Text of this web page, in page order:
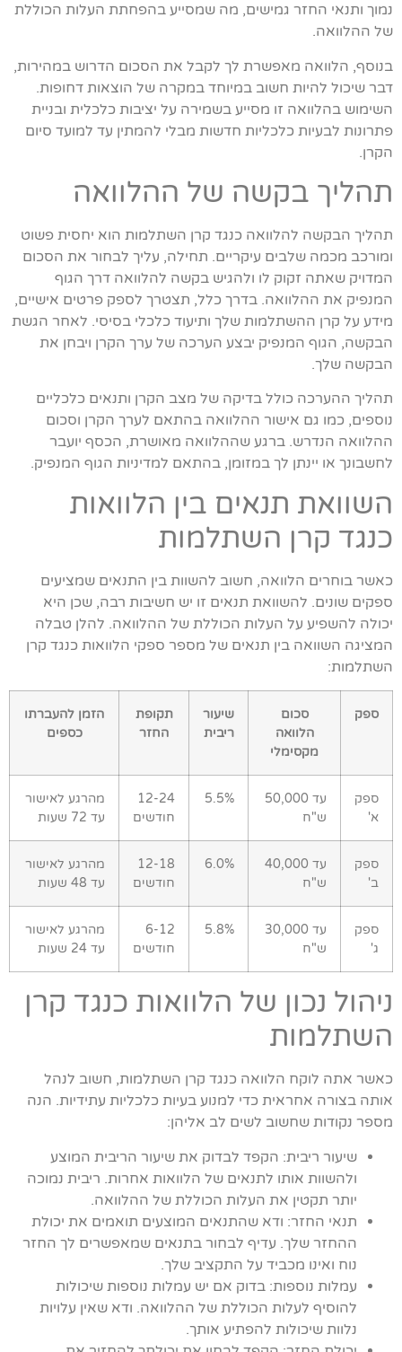
נמוך ותנאי החזר גמישים, מה שמסייע בהפחתת העלות הכוללת
של ההלוואה.
בנוסף, הלוואה מאפשרת לך לקבל את הסכום הדרוש במהירות,
דבר שיכול להיות חשוב במיוחד במקרה של הוצאות דחופות.
השימוש בהלוואה זו מסייע בשמירה על יציבות כלכלית ובניית
פתרונות לבעיות כלכליות חדשות מבלי להמתין עד למועד סיום
הקרן.
תהליך בקשה של ההלוואה
תהליך הבקשה להלוואה כנגד קרן השתלמות הוא יחסית פשוט
ומורכב מכמה שלבים עיקריים. תחילה, עליך לבחור את הסכום
המדויק שאתה זקוק לו ולהגיש בקשה להלוואה דרך הגוף
המנפיק את ההלוואה. בדרך כלל, תצטרך לספק פרטים אישיים,
מידע על קרן ההשתלמות שלך ותיעוד כלכלי בסיסי. לאחר הגשת
הבקשה, הגוף המנפיק יבצע הערכה של ערך הקרן ויבחן את
הבקשה שלך.
תהליך ההערכה כולל בדיקה של מצב הקרן ותנאים כלכליים
נוספים, כמו גם אישור ההלוואה בהתאם לערך הקרן וסכום
ההלוואה הנדרש. ברגע שההלוואה מאושרת, הכסף יועבר
לחשבונך או יינתן לך במזומן, בהתאם למדיניות הגוף המנפיק.
השוואת תנאים בין הלוואות
כנגד קרן השתלמות
כאשר בוחרים הלוואה, חשוב להשוות בין התנאים שמציעים
ספקים שונים. להשוואת תנאים זו יש חשיבות רבה, שכן היא
יכולה להשפיע על העלות הכוללת של ההלוואה. להלן טבלה
המציגה השוואה בין תנאים של מספר ספקי הלוואות כנגד קרן
השתלמות:
ספק
סכום
הלוואה
מקסימלי
שיעור
ריבית
תקופת
החזר
הזמן להעברתו
כספים
ספק
א'
עד 50,000
ש"ח
5.5%
12-24
חודשים
מהרגע לאישור
עד 72 שעות
ספק
ב'
עד 40,000
ש"ח
6.0%
12-18
חודשים
מהרגע לאישור
עד 48 שעות
ספק
ג'
עד 30,000
ש"ח
5.8%
6-12
חודשים
מהרגע לאישור
עד 24 שעות
ניהול נכון של הלוואות כנגד קרן
השתלמות
כאשר אתה לוקח הלוואה כנגד קרן השתלמות, חשוב לנהל
אותה בצורה אחראית כדי למנוע בעיות כלכליות עתידיות. הנה
מספר נקודות שחשוב לשים לב אליהן:
שיעור ריבית: הקפד לבדוק את שיעור הריבית המוצע
ולהשוות אותו לתנאים של הלוואות אחרות. ריבית נמוכה
יותר תקטין את העלות הכוללת של ההלוואה.
תנאי החזר: ודא שהתנאים המוצעים תואמים את יכולת
ההחזר שלך. עדיף לבחור בתנאים שמאפשרים לך החזר
נוח ואינו מכביד על התקציב שלך.
עמלות נוספות: בדוק אם יש עמלות נוספות שיכולות
להוסיף לעלות הכוללת של ההלוואה. ודא שאין עלויות
נלוות שיכולות להפתיע אותך.